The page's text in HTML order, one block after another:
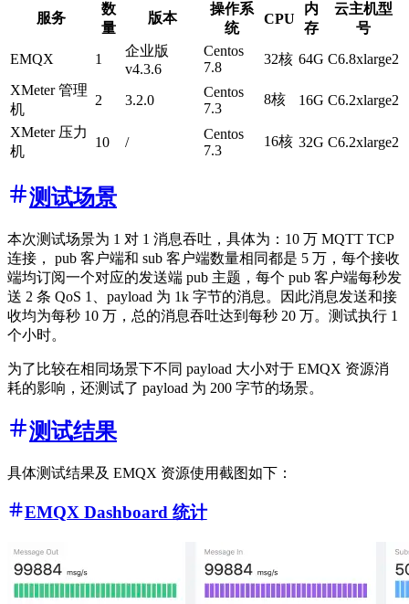
服务
数
量
版本
操作系
统
CPU
内
存
云主机型
号
EMQX
1
企业版
v4.3.6
Centos
7.8
32核 64G C6.8xlarge2
XMeter 管理
机
2 3.2.0
Centos
7.3
8核 16G C6.2xlarge2
XMeter 压力
机
10 /
Centos
7.3
16核 32G C6.2xlarge2
测试场景
本次测试场景为 1 对 1 消息吞吐，具体为：10 万 MQTT TCP
连接， pub 客户端和 sub 客户端数量相同都是 5 万，每个接收
端均订阅一个对应的发送端 pub 主题，每个 pub 客户端每秒发
送 2 条 QoS 1、payload 为 1k 字节的消息。因此消息发送和接
收均为每秒 10 万，总的消息吞吐达到每秒 20 万。测试执行 1
个小时。
为了比较在相同场景下不同 payload 大小对于 EMQX 资源消
耗的影响，还测试了 payload 为 200 字节的场景。
测试结果
具体测试结果及 EMQX 资源使用截图如下：
EMQX Dashboard 统计